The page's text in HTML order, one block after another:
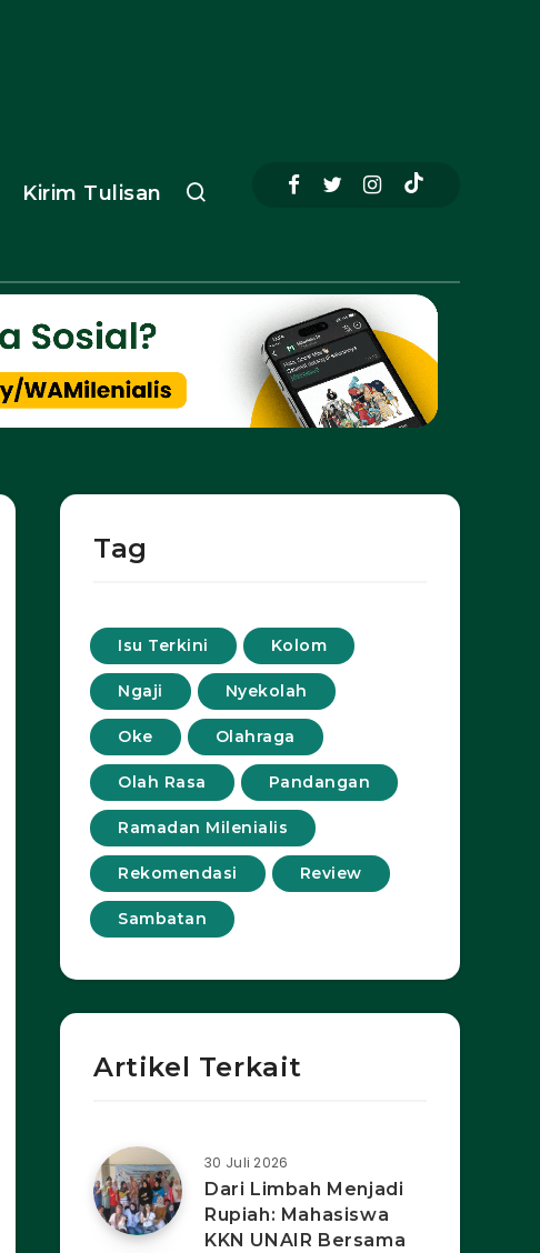
Kirim Tulisan
Tag
Isu Terkini Kolom
Ngaji Nyekolah
Oke Olahraga
Olah Rasa Pandangan
Ramadan Milenialis
Rekomendasi Review
Sambatan
Artikel Terkait
30 Juli 2026
Dari Limbah Menjadi
Rupiah: Mahasiswa
KKN UNAIR Bersama